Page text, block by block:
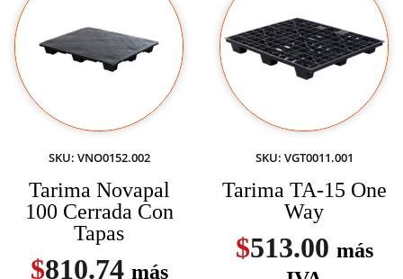
SKU: VNO0152.002
Tarima Novapal
100 Cerrada Con
Tapas
$810.74 más
SKU: VGT0011.001
Tarima TA-15 One
Way
$513.00 más